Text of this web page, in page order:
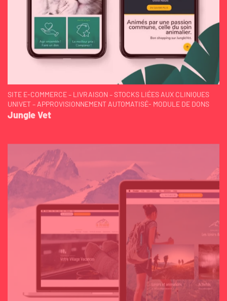
SITE E-COMMERCE – LIVRAISON – STOCKS LIÉES AUX CLINIQUES
UNIVET – APPROVISIONNEMENT AUTOMATISÉ- MODULE DE DONS
Jungle Vet